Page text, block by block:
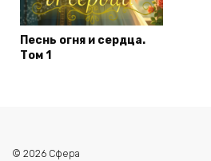
Песнь огня и сердца.
Том 1
© 2026 Сфера